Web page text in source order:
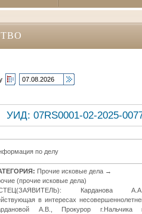
УИД: 07RS0001-02-2025-
по делу
Прочие исковые дела →
(прочие исковые дела)
Карданова А.А.,
в интересах
А.В., Прокурор г.Нальчика